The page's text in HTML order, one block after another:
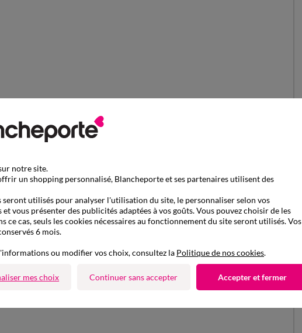
notre site.
un shopping personnalisé, Blancheporte et ses partenaires utilisent des
seront utilisés pour analyser l'utilisation du site, le personnaliser selon vos
et vous présenter des publicités adaptées à vos goûts. Vous pouvez choisir de les
ce cas, seuls les cookies nécessaires au fonctionnement du site seront utilisés. Vos
6 mois.
ou modifier vos choix, consultez la Politique de nos cookies.
mes choix Continuer sans accepter Accepter et fermer